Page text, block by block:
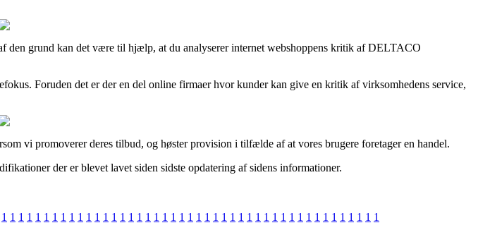
den grund kan det være til hjælp, at du analyserer internet webshoppens kritik af DELTACO
Foruden det er der en del online firmaer hvor kunder kan give en kritik af virksomhedens service,
vi promoverer deres tilbud, og høster provision i tilfælde af at vores brugere foretager en handel.
der er blevet lavet siden sidste opdatering af sidens informationer.
1 1 1 1 1 1 1 1 1 1 1 1 1 1 1 1 1 1 1 1 1 1 1 1 1 1 1 1 1 1 1 1 1 1 1 1 1 1 1 1 1 1 1 1 1